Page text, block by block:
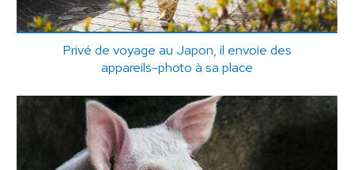
Privé de voyage au Japon, il envoie des
appareils-photo à sa place